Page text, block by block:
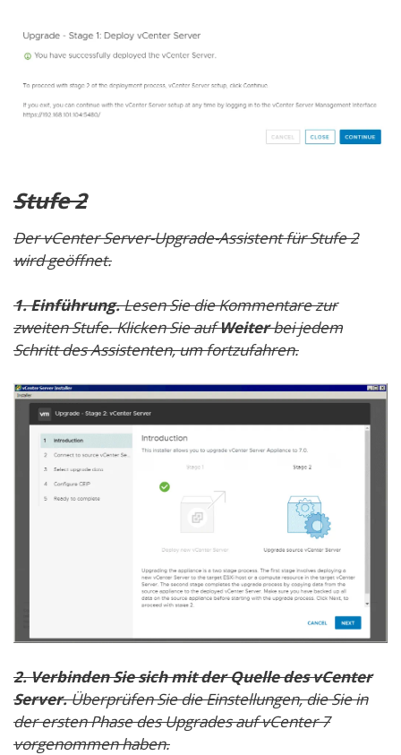
Stufe 2
Der vCenter Server-Upgrade-Assistent für Stufe 2
wird geöffnet.
1. Einführung.Lesen Sie die Kommentare zur
zweiten Stufe. Klicken Sie aufWeiterbei jedem
Schritt des Assistenten, um fortzufahren.
2. Verbinden Sie sich mit der Quelle des vCenter
Server.Überprüfen Sie die Einstellungen, die Sie in
der ersten Phase des Upgrades auf vCenter 7
vorgenommen haben.